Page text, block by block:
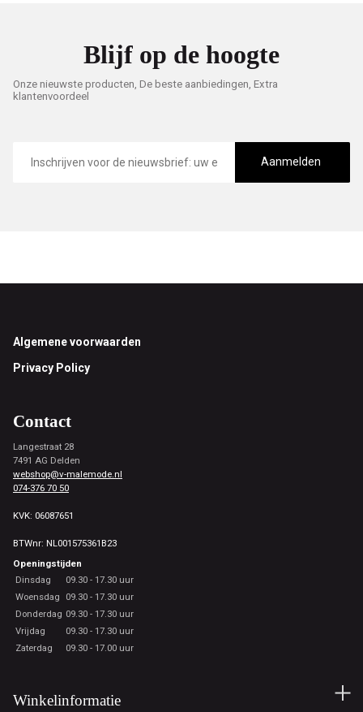
Blijf op de hoogte
Onze nieuwste producten, De beste aanbiedingen, Extra
klantenvoordeel
mailadres
Aanmelden
Footer
Algemene voorwaarden
Privacy Policy
Contact
Langestraat 28
7491 AG Delden
webshop@v-malemode.nl
074-376 70 50
KVK: 06087651
BTWnr: NL001575361B23
Openingstijden
Dinsdag
09.30 - 17.30 uur
Woensdag
09.30 - 17.30 uur
Donderdag 09.30 - 17.30 uur
Vrijdag
09.30 - 17.30 uur
Zaterdag
09.30 - 17.00 uur
Winkelinformatie